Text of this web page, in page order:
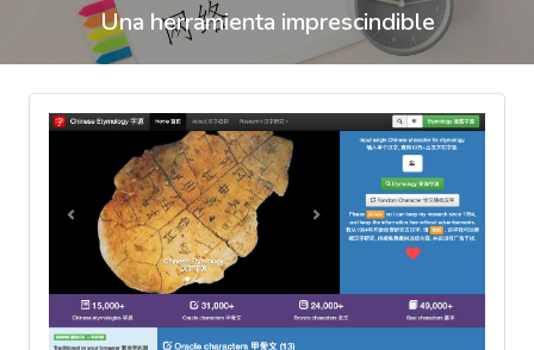
Una herramienta imprescindible